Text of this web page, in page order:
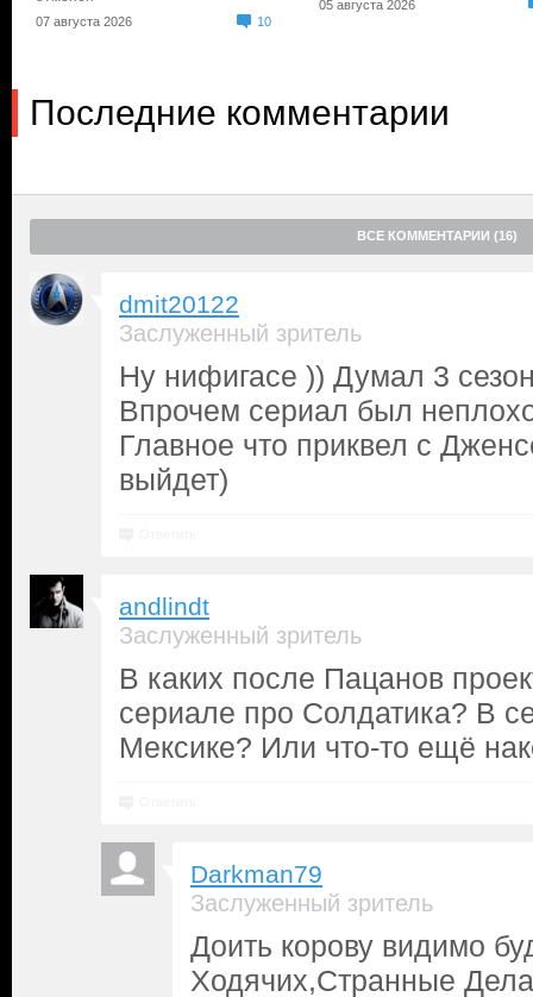
07 августа 2026 10
05 августа 2026
Последние комментарии
ВСЕ КОММЕНТАРИИ (16)
dmit20122
Заслуженный зритель
Ну нифигасе )) Думал 3
Впрочем сериал был
Главное что приквел с
выйдет)
andlindt
Заслуженный зритель
В каких после Пацанов
сериале про Солдатика? В
Мексике? Или что-то ещё
Darkman79
Заслуженный зритель
Доить корову видимо
Ходячих,Странные